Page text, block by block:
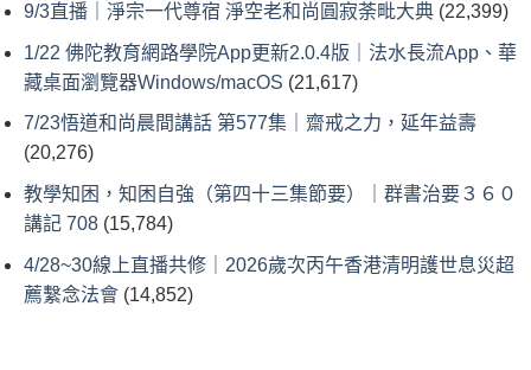
9/3直播｜淨宗一代尊宿 淨空老和尚圓寂荼毗大典 (22,399)
1/22 佛陀教育網路學院App更新2.0.4版｜法水長流App、華
藏桌面瀏覽器Windows/macOS (21,617)
7/23悟道和尚晨間講話 第577集｜齋戒之力，延年益壽
(20,276)
教學知困，知困自強（第四十三集節要）｜群書治要３６０
講記 708 (15,784)
4/28~30線上直播共修｜2026歲次丙午香港清明護世息災超
薦繫念法會 (14,852)